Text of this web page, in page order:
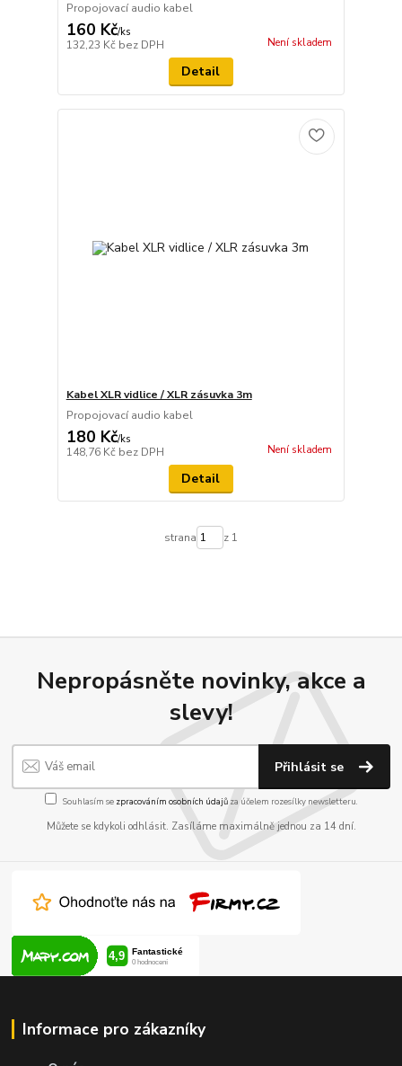
Propojovací audio kabel
160 Kč/ks
132,23 Kč bez DPH Není skladem
Detail
Kabel XLR vidlice / XLR zásuvka 3m
Propojovací audio kabel
180 Kč/ks
148,76 Kč bez DPH Není skladem
Detail
strana z 1
Nepropásněte novinky, akce a
slevy!
Přihlásit se
Souhlasím se zpracováním osobních údajůza účelem rozesílky newsletteru.
Můžete se kdykoli odhlásit. Zasíláme maximálně jednou za 14 dní.
Informace pro zákazníky